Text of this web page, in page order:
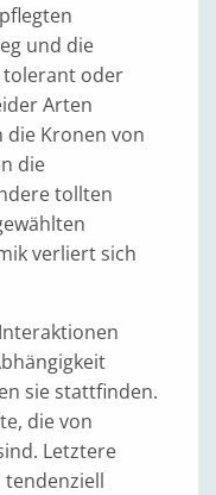
und die
tolerant oder
Arten
die Kronen von
die
tollten
verliert sich
sie stattfinden.
die von
Letztere